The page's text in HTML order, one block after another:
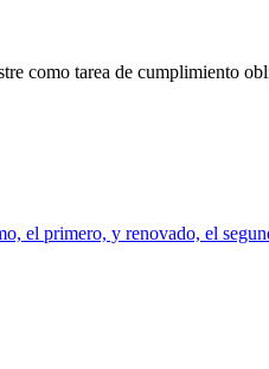
como tarea de cumplimiento
el primero, y renovado, el